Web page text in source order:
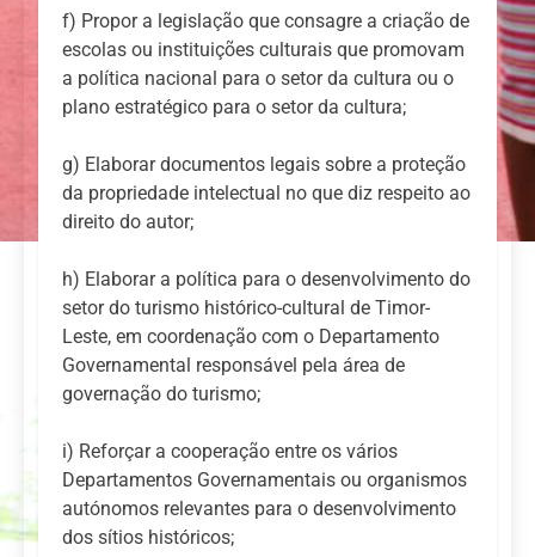
f) Propor a legislação que consagre a criação de
escolas ou instituições culturais que promovam
a política nacional para o setor da cultura ou o
plano estratégico para o setor da cultura;
g) Elaborar documentos legais sobre a proteção
da propriedade intelectual no que diz respeito ao
direito do autor;
h) Elaborar a política para o desenvolvimento do
setor do turismo histórico-cultural de Timor-
Leste, em coordenação com o Departamento
Governamental responsável pela área de
governação do turismo;
i) Reforçar a cooperação entre os vários
Departamentos Governamentais ou organismos
autónomos relevantes para o desenvolvimento
dos sítios históricos;